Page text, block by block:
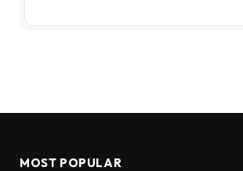
MOST POPULAR